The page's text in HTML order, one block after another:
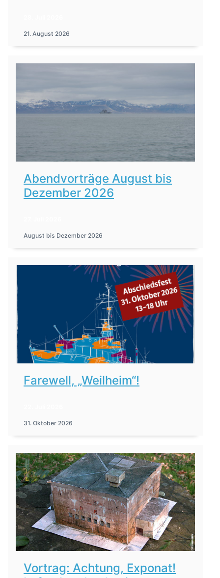
21. August 2026
Abendvorträge August bis
Dezember 2026
August bis Dezember 2026
Farewell, „Weilheim“!
31. Oktober 2026
Vortrag: Achtung, Exponat!